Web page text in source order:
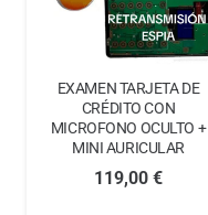
EXAMEN TARJETA DE
CRÉDITO CON
MICROFONO OCULTO +
MINI AURICULAR
119,00 €